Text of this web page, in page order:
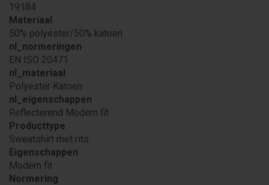
19184
Materiaal
50% polyester/50% katoen
nl_normeringen
EN ISO 20471
nl_materiaal
Polyester Katoen
nl_eigenschappen
Reflecterend Modern fit
Producttype
Sweatshirt met rits
Eigenschappen
Modern fit
Normering